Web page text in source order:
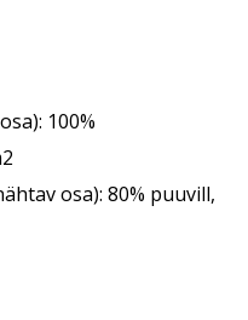
100%
osa): 80% puuvill,